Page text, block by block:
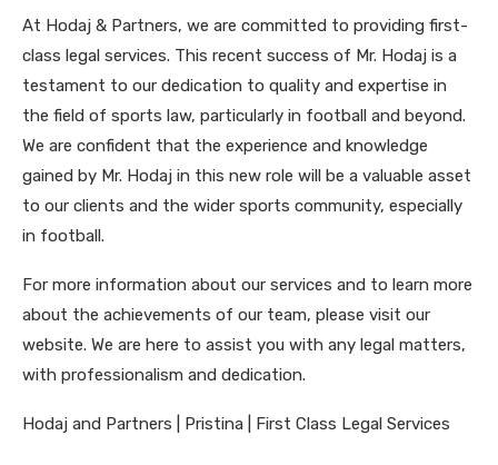
At Hodaj & Partners, we are committed to providing first-
class legal services. This recent success of Mr. Hodaj is a
testament to our dedication to quality and expertise in
the field of sports law, particularly in football and beyond.
We are confident that the experience and knowledge
gained by Mr. Hodaj in this new role will be a valuable asset
to our clients and the wider sports community, especially
in football.
For more information about our services and to learn more
about the achievements of our team, please visit our
website. We are here to assist you with any legal matters,
with professionalism and dedication.
Hodaj and Partners | Pristina | First Class Legal Services